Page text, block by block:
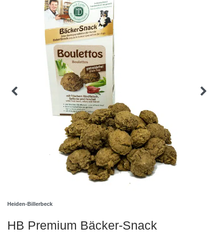
Heiden-Billerbeck
HB Premium Bäcker-Snack